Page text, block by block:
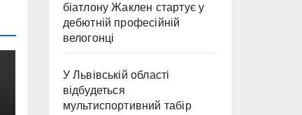
біатлону Жаклен стартує у
дебютній професійній
велогонці
У Львівській області
відбудеться
мультиспортивний табір